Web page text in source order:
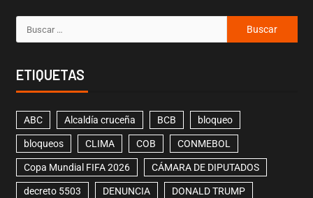
ETIQUETAS
ABC Alcaldía cruceña BCB bloqueo
bloqueos CLIMA COB CONMEBOL
Copa Mundial FIFA 2026 CÁMARA DE DIPUTADOS
decreto 5503 DENUNCIA DONALD TRUMP